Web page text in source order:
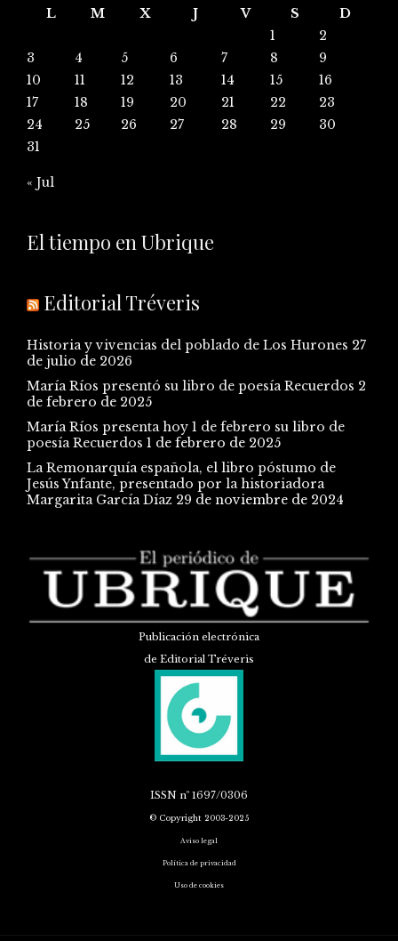
L
M X J V S
D
1
2
3
4 5 6 7 8
9
10
11 12 13 14 15
16
17
18 19 20 21 22
23
24
25 26 27 28 29
30
31
« Jul
El tiempo en Ubrique
Editorial Tréveris
Historia y vivencias del poblado de Los Hurones 27
de julio de 2026
María Ríos presentó su libro de poesía Recuerdos 2
de febrero de 2025
María Ríos presenta hoy 1 de febrero su libro de
poesía Recuerdos 1 de febrero de 2025
La Remonarquía española, el libro póstumo de
Jesús Ynfante, presentado por la historiadora
Margarita García Díaz 29 de noviembre de 2024
Publicación electrónica
de Editorial Tréveris
ISSN nº 1697/0306
© Copyright 2003-2025
Aviso legal
Política de privacidad
Uso de cookies